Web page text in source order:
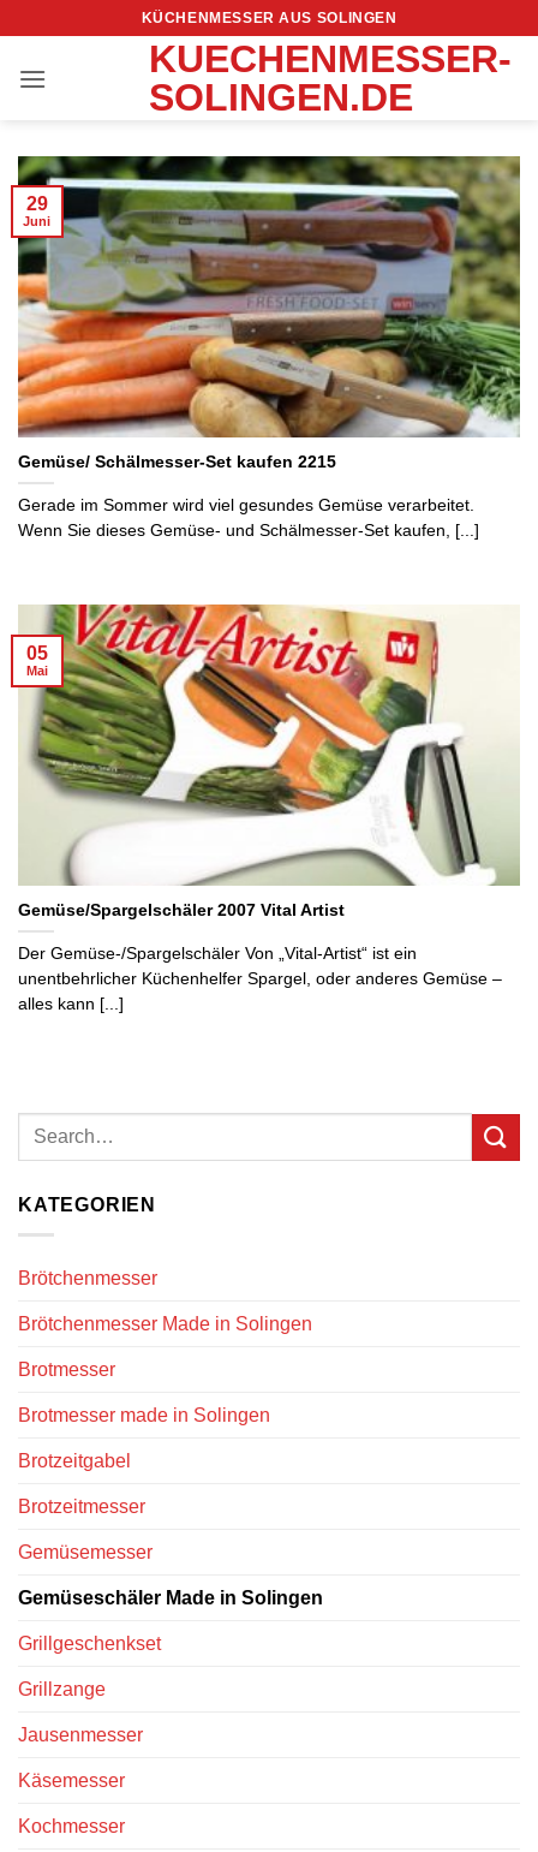
springen
KÜCHENMESSER AUS SOLINGEN
KUECHENMESSER-
SOLINGEN.DE
Gemüse/ Schälmesser-Set kaufen 2215
Gerade im Sommer wird viel gesundes Gemüse verarbeitet.
Wenn Sie dieses Gemüse- und Schälmesser-Set kaufen, [...]
29
Juni
Gemüse/Spargelschäler 2007 Vital Artist
Der Gemüse-/Spargelschäler Von „Vital-Artist“ ist ein
unentbehrlicher Küchenhelfer Spargel, oder anderes Gemüse –
alles kann [...]
05
Mai
KATEGORIEN
Brötchenmesser
Brötchenmesser Made in Solingen
Brotmesser
Brotmesser made in Solingen
Brotzeitgabel
Brotzeitmesser
Gemüsemesser
Gemüseschäler Made in Solingen
Grillgeschenkset
Grillzange
Jausenmesser
Käsemesser
Kochmesser